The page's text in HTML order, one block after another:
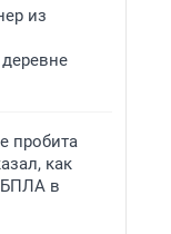
из
пробита
как
БПЛА в